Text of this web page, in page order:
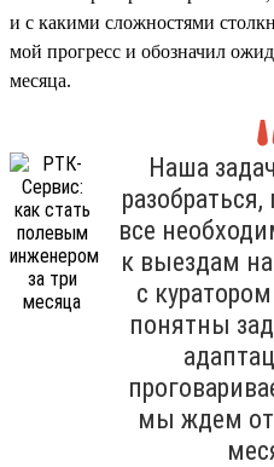
и с какими сложностями
мой прогресс и обозначил
месяца.
Наша
все
к выездам
с
понятны
мы ждем от